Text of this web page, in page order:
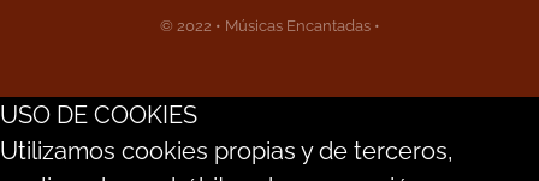
© 2022 • Músicas Encantadas •
USO DE COOKIES
Utilizamos cookies propias y de terceros,